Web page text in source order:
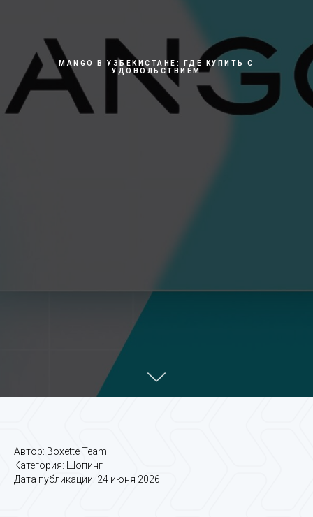
MANGO В УЗБЕКИСТАНЕ: ГДЕ КУПИТЬ С
УДОВОЛЬСТВИЕМ
Автор: Boxette Team
Категория: Шопинг
Дата публикации: 24 июня 2026